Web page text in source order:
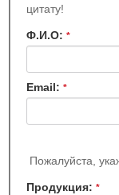
цитату!
Ф.И.О:*
Email:*
Пожалуйста,
Продукция:*